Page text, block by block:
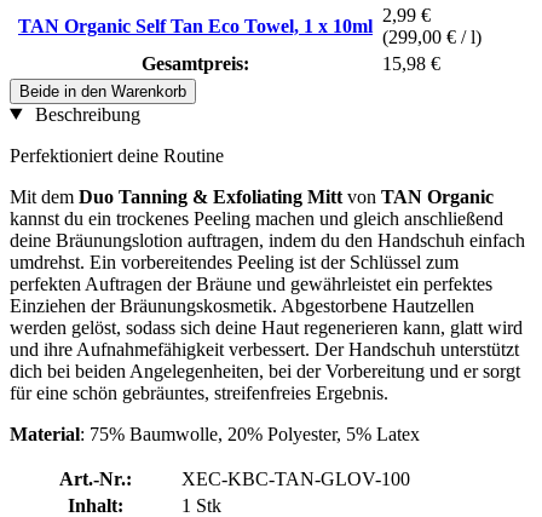
TAN Organic Self Tan Eco Towel, 1 x 10ml
2,99 €
(299,00 € / l)
Gesamtpreis:
15,98 €
Beide in den Warenkorb
Beschreibung
Perfektioniert deine Routine
Mit dem Duo Tanning & Exfoliating Mitt von TAN Organic
kannst du ein trockenes Peeling machen und gleich anschließend
deine Bräunungslotion auftragen, indem du den Handschuh einfach
umdrehst. Ein vorbereitendes Peeling ist der Schlüssel zum
perfekten Auftragen der Bräune und gewährleistet ein perfektes
Einziehen der Bräunungskosmetik. Abgestorbene Hautzellen
werden gelöst, sodass sich deine Haut regenerieren kann, glatt wird
und ihre Aufnahmefähigkeit verbessert. Der Handschuh unterstützt
dich bei beiden Angelegenheiten, bei der Vorbereitung und er sorgt
für eine schön gebräuntes, streifenfreies Ergebnis.
Material: 75% Baumwolle, 20% Polyester, 5% Latex
Art.-Nr.:
XEC-KBC-TAN-GLOV-100
Inhalt:
1 Stk